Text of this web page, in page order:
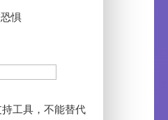
惧
工具，不能替代